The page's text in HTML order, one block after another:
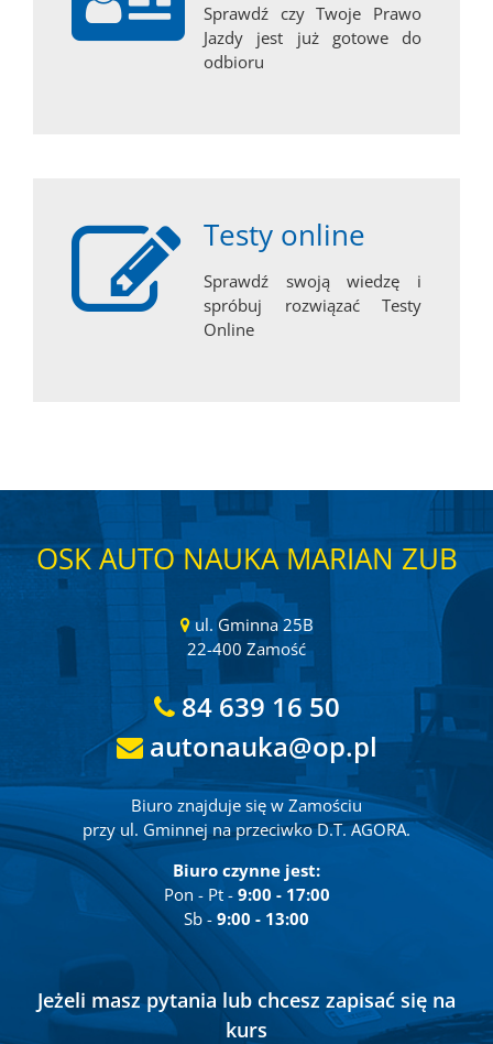
Sprawdź czy Twoje Prawo
Jazdy jest już gotowe do
odbioru
Testy online
Sprawdź swoją wiedzę i
spróbuj rozwiązać Testy
Online
OSK AUTO NAUKA MARIAN ZUB
ul. Gminna 25B
22-400 Zamość
84 639 16 50
autonauka@op.pl
Biuro znajduje się w Zamościu
przy ul. Gminnej na przeciwko D.T. AGORA.
Biuro czynne jest:
Pon - Pt - 9:00 - 17:00
Sb - 9:00 - 13:00
Jeżeli masz pytania lub chcesz zapisać się na
kurs